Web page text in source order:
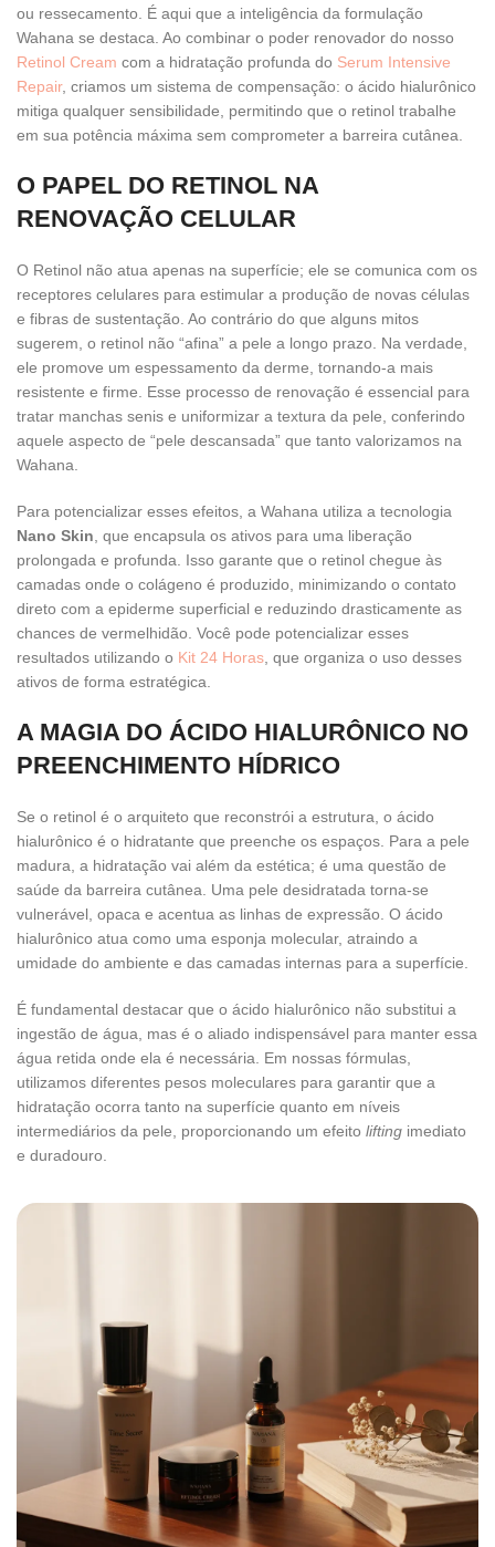
ou ressecamento. É aqui que a inteligência da formulação
Wahana se destaca. Ao combinar o poder renovador do nosso
Retinol Cream com a hidratação profunda do Serum Intensive
Repair, criamos um sistema de compensação: o ácido hialurônico
mitiga qualquer sensibilidade, permitindo que o retinol trabalhe
em sua potência máxima sem comprometer a barreira cutânea.
O PAPEL DO RETINOL NA
RENOVAÇÃO CELULAR
O Retinol não atua apenas na superfície; ele se comunica com os
receptores celulares para estimular a produção de novas células
e fibras de sustentação. Ao contrário do que alguns mitos
sugerem, o retinol não “afina” a pele a longo prazo. Na verdade,
ele promove um espessamento da derme, tornando-a mais
resistente e firme. Esse processo de renovação é essencial para
tratar manchas senis e uniformizar a textura da pele, conferindo
aquele aspecto de “pele descansada” que tanto valorizamos na
Wahana.
Para potencializar esses efeitos, a Wahana utiliza a tecnologia
Nano Skin, que encapsula os ativos para uma liberação
prolongada e profunda. Isso garante que o retinol chegue às
camadas onde o colágeno é produzido, minimizando o contato
direto com a epiderme superficial e reduzindo drasticamente as
chances de vermelhidão. Você pode potencializar esses
resultados utilizando o Kit 24 Horas, que organiza o uso desses
ativos de forma estratégica.
A MAGIA DO ÁCIDO HIALURÔNICO NO
PREENCHIMENTO HÍDRICO
Se o retinol é o arquiteto que reconstrói a estrutura, o ácido
hialurônico é o hidratante que preenche os espaços. Para a pele
madura, a hidratação vai além da estética; é uma questão de
saúde da barreira cutânea. Uma pele desidratada torna-se
vulnerável, opaca e acentua as linhas de expressão. O ácido
hialurônico atua como uma esponja molecular, atraindo a
umidade do ambiente e das camadas internas para a superfície.
É fundamental destacar que o ácido hialurônico não substitui a
ingestão de água, mas é o aliado indispensável para manter essa
água retida onde ela é necessária. Em nossas fórmulas,
utilizamos diferentes pesos moleculares para garantir que a
hidratação ocorra tanto na superfície quanto em níveis
intermediários da pele, proporcionando um efeito lifting imediato
e duradouro.